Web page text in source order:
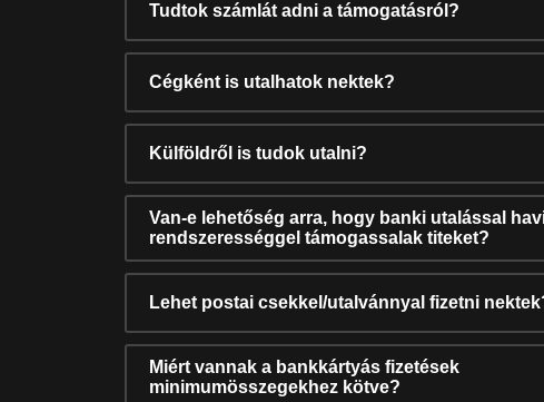
Tudtok számlát adni a támogatásról?
Cégként is utalhatok nektek?
Külföldről is tudok utalni?
Van-e lehetőség arra, hogy banki utalással
rendszerességgel támogassalak titeket?
Lehet postai csekkel/utalvánnyal fizetni
Miért vannak a bankkártyás fizetések
minimumösszegekhez kötve?